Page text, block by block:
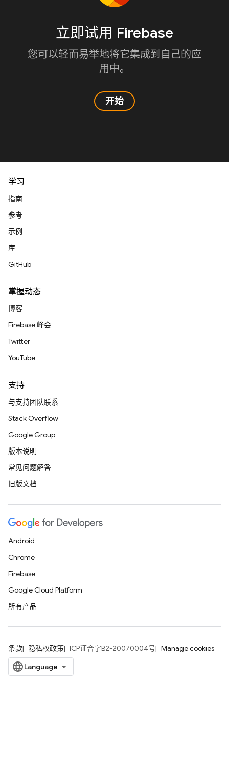
立即试用 Firebase
您可以轻而易举地将它集成到自己的应
用中。
开始
学习
指南
参考
示例
库
GitHub
掌握动态
博客
Firebase 峰会
Twitter
YouTube
支持
与支持团队联系
Stack Overflow
Google Group
版本说明
常见问题解答
旧版文档
Android
Chrome
Firebase
Google Cloud Platform
所有产品
条款 隐私权政策 ICP证合字B2-20070004号 Manage cookies